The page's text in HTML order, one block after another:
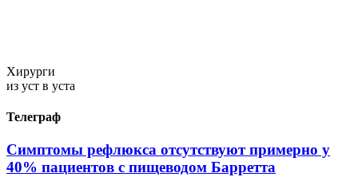
Хирурги
из уст в уста
Телеграф
Симптомы рефлюкса отсутствуют примерно у
40% пациентов с пищеводом Барретта